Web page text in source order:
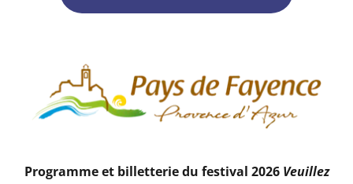
Programme et billetterie du festival 2026 Veuillez